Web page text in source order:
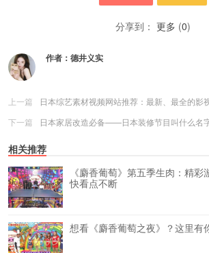
分享到： 更多 (0)
作者： 德井义实
上一篇
日本综艺素材视频网站推荐：最新、最全的影
下一篇
日本家居改造必备——日本装修节目叫什么名
相关推荐
《麝香葡萄》第五季生肉：精
快看点不断
想看《麝香葡萄之夜》？这里有